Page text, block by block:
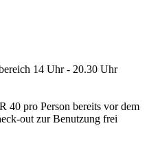
14 Uhr - 20.30 Uhr
40 pro Person bereits vor dem
out zur Benutzung frei